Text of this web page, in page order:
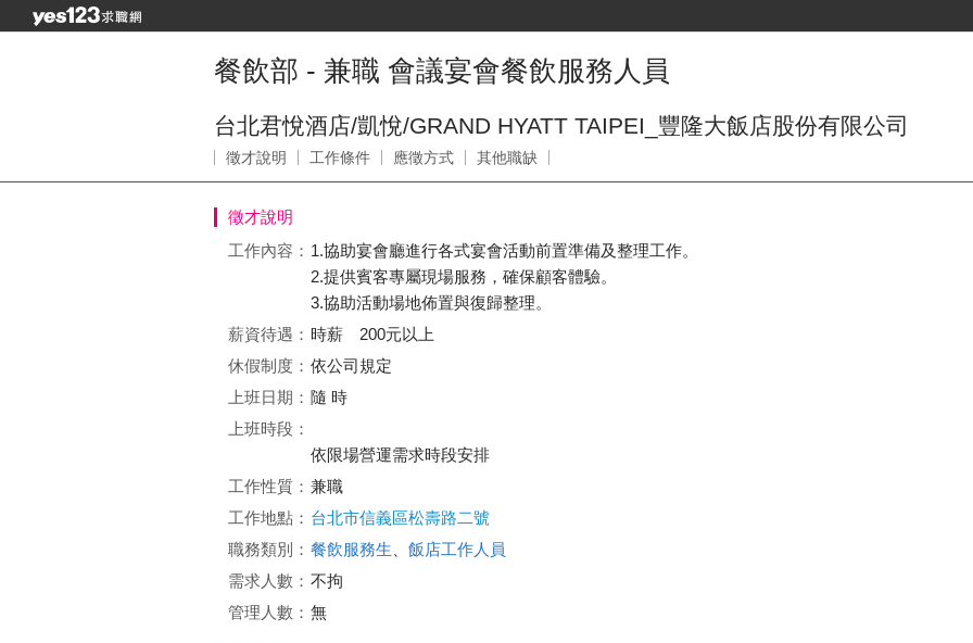
餐飲部 - 兼職 會議宴會餐飲服務人員
台北君悅酒店/凱悅/GRAND HYATT TAIPEI_豐隆大飯店股份有限公司
徵才說明 工作條件 應徵方式 其他職缺
徵才說明
工作內容： 1.協助宴會廳進行各式宴會活動前置準備及整理工作。
2.提供賓客專屬現場服務，確保顧客體驗。
3.協助活動場地佈置與復歸整理。
薪資待遇： 時薪 200元以上
休假制度： 依公司規定
上班日期： 隨 時
上班時段：
依限場營運需求時段安排
工作性質： 兼職
工作地點： 台北市信義區松壽路二號
職務類別： 餐飲服務生
飯店工作人員
需求人數： 不拘
管理人數： 無